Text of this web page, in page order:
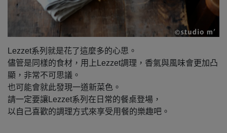
Lezzet系列就是花了這麼多的心思。
儘管是同樣的食材，用上Lezzet調理，香氣與風味會更加凸
顯，非常不可思議。
也可能會就此發現一道新菜色。
請一定要讓Lezzet系列在日常的餐桌登場，
以自己喜歡的調理方式來享受用餐的樂趣吧。